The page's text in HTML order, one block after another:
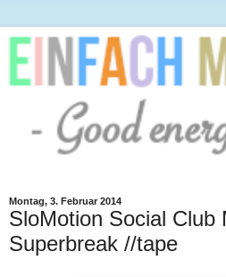
Montag, 3. Februar 2014
SloMotion Social Club
Superbreak //tape